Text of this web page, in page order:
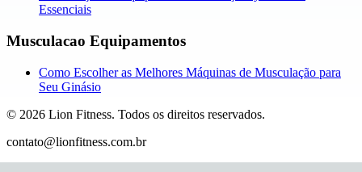
Essenciais
Musculacao Equipamentos
Como Escolher as Melhores Máquinas de Musculação para
Seu Ginásio
© 2026 Lion Fitness. Todos os direitos reservados.
contato@lionfitness.com.br